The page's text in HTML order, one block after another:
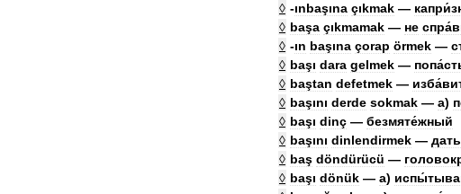
◊ -ınbaşına çıkmak —
◊ başa çıkmamak — не
◊ -ın başına çorap örmek —
◊ başı dara gelmek —
◊ baştan defetmek —
◊ başını derde sokmak — а)
◊ başı dinç — безмяте́жный
◊ başını dinlendirmek — дать
◊ baş döndürücü —
◊ başı dönük — а)